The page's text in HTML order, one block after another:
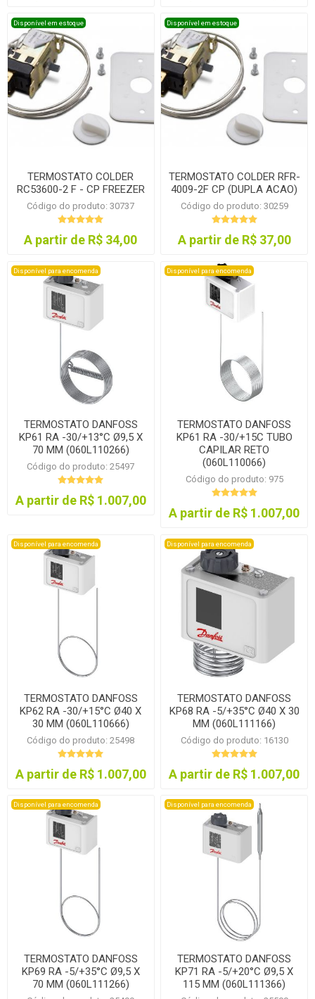
Disponível em estoque
TERMOSTATO COLDER
RC53600-2 F - CP FREEZER
Código do produto: 30737
A partir de R$ 34,00
Disponível em estoque
TERMOSTATO COLDER RFR-
4009-2F CP (DUPLA ACAO)
Código do produto: 30259
A partir de R$ 37,00
Disponível para encomenda
TERMOSTATO DANFOSS
KP61 RA -30/+13°C Ø9,5 X
70 MM (060L110266)
Código do produto: 25497
A partir de R$ 1.007,00
Disponível para encomenda
TERMOSTATO DANFOSS
KP61 RA -30/+15C TUBO
CAPILAR RETO
(060L110066)
Código do produto: 975
A partir de R$ 1.007,00
Disponível para encomenda
TERMOSTATO DANFOSS
KP62 RA -30/+15°C Ø40 X
30 MM (060L110666)
Código do produto: 25498
A partir de R$ 1.007,00
Disponível para encomenda
TERMOSTATO DANFOSS
KP68 RA -5/+35°C Ø40 X 30
MM (060L111166)
Código do produto: 16130
A partir de R$ 1.007,00
Disponível para encomenda
TERMOSTATO DANFOSS
KP69 RA -5/+35°C Ø9,5 X
70 MM (060L111266)
Disponível para encomenda
TERMOSTATO DANFOSS
KP71 RA -5/+20°C Ø9,5 X
115 MM (060L111366)